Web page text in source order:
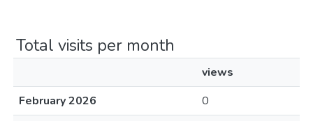
Total visits per month
views
February 2026
0